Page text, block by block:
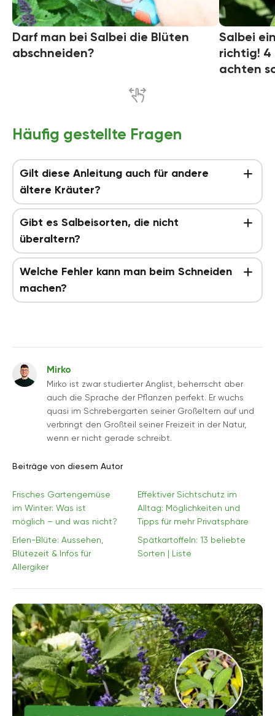
Darf man bei Salbei die Blüten
abschneiden?
Salbei
richtig! 4
achten
Häufig gestellte Fragen
Gilt diese Anleitung auch für andere
ältere Kräuter?
Gibt es Salbeisorten, die nicht
überaltern?
Welche Fehler kann man beim Schneiden
machen?
Mirko
Mirko ist zwar studierter Anglist, beherrscht aber
auch die Sprache der Pflanzen perfekt. Er wuchs
quasi im Schrebergarten seiner Großeltern auf und
verbringt den Großteil seiner Freizeit in der Natur,
wenn er nicht gerade schreibt.
Beiträge von diesem Autor
Frisches Gartengemüse
im Winter: Was ist
möglich – und was nicht?
Effektiver Sichtschutz im
Alltag: Möglichkeiten und
Tipps für mehr Privatsphäre
Erlen-Blüte: Aussehen,
Blütezeit & Infos für
Allergiker
Spätkartoffeln: 13 beliebte
Sorten | Liste